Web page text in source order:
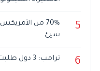
5
70% من
سيئ
6 ترامب: 3 دول طلبت وقف ضربة قاصمة لإيران